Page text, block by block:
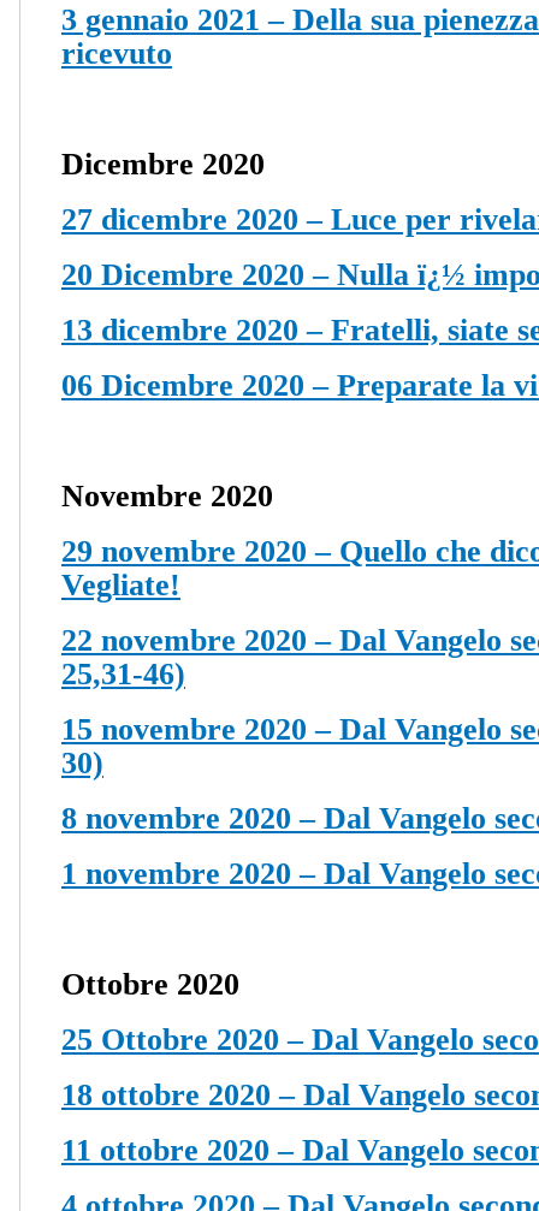
3 gennaio 2021 – Della sua
ricevuto
Dicembre 2020
27 dicembre 2020 – Luce per
20 Dicembre 2020 – Nulla ï¿½
13 dicembre 2020 – Fratelli, siate
06 Dicembre 2020 – Preparate la
Novembre 2020
29 novembre 2020 – Quello che
Vegliate!
22 novembre 2020 – Dal Vangelo
25,31-46)
15 novembre 2020 – Dal Vangelo
30)
8 novembre 2020 – Dal Vangelo
1 novembre 2020 – Dal Vangelo
Ottobre 2020
25 Ottobre 2020 – Dal Vangelo
18 ottobre 2020 – Dal Vangelo
11 ottobre 2020 – Dal Vangelo